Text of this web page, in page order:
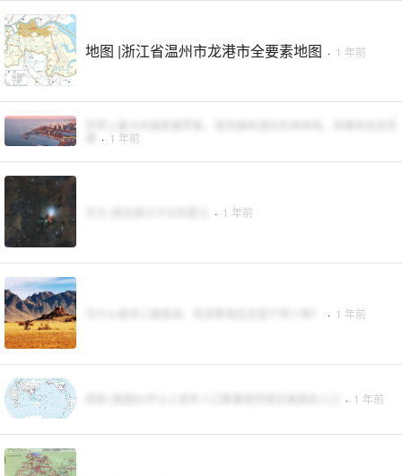
地图 |浙江省温州市龙港市全要素地图 · 1 年前
· 1 年前
· 1 年前
· 1 年前
· 1 年前